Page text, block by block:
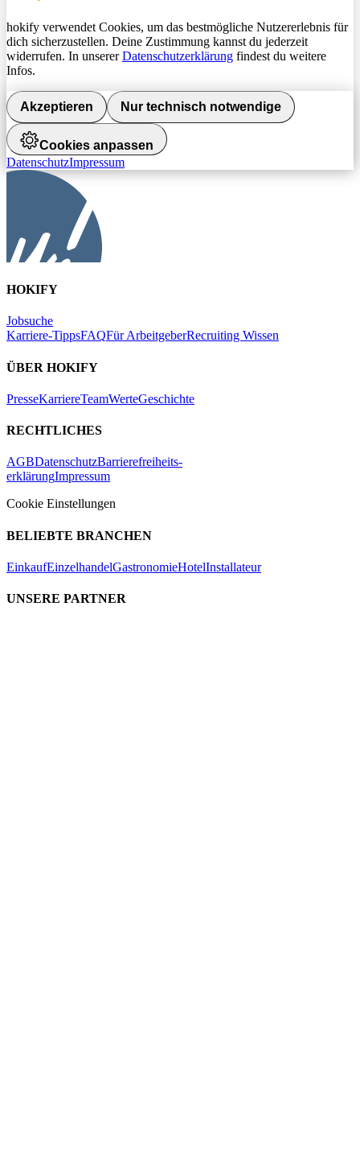
hokify verwendet Cookies, um das bestmögliche Nutzererlebnis für
dich sicherzustellen. Deine Zustimmung kannst du jederzeit
widerrufen. In unsererDatenschutzerklärung findest du weitere
Infos.
Akzeptieren Nur technisch notwendige
Cookies anpassen
DatenschutzImpressum
HOKIFY
Jobsuche
Karriere-TippsFAQFür ArbeitgeberRecruiting Wissen
ÜBER HOKIFY
PresseKarriereTeamWerteGeschichte
RECHTLICHES
AGBDatenschutzBarrierefreiheits-
erklärungImpressum
Cookie Einstellungen
BELIEBTE BRANCHEN
EinkaufEinzelhandelGastronomieHotelInstallateur
UNSERE PARTNER